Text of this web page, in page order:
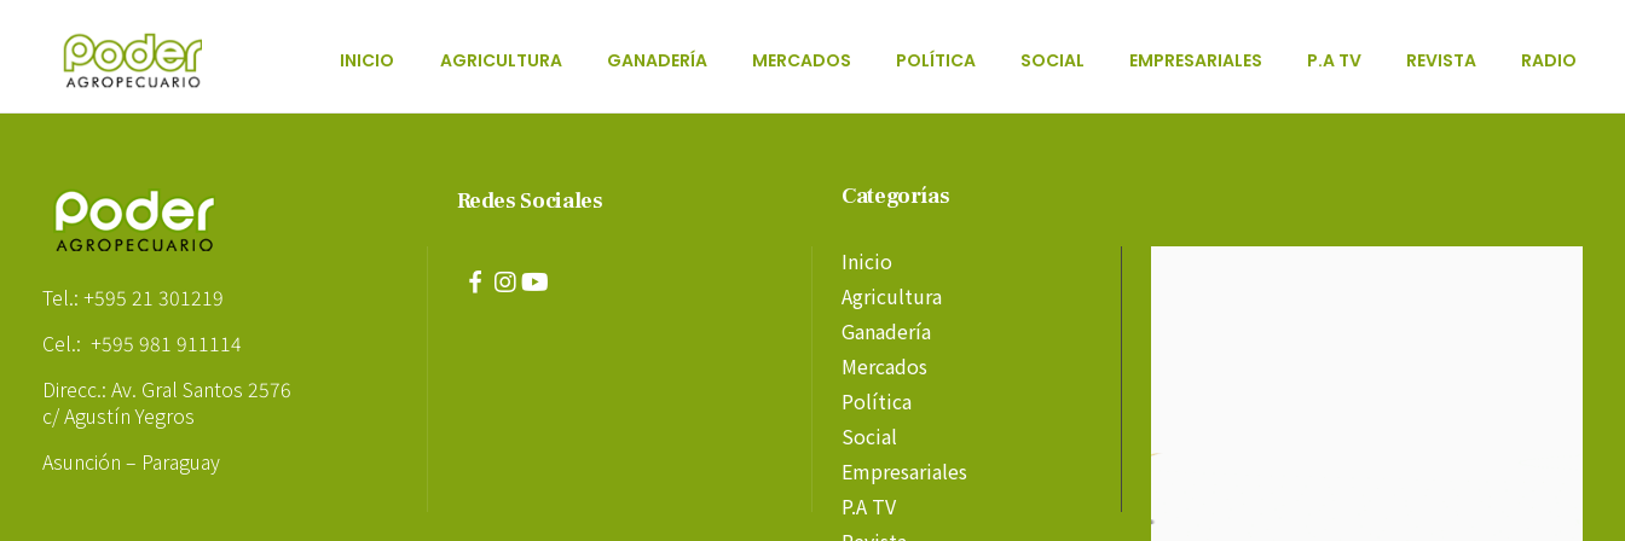
INICIO AGRICULTURA GANADERÍA MERCADOS POLÍTICA SOCIAL EMPRESARIALES P.A TV REVISTA RADIO
Tel.: +595 21 301219
Cel.: +595 981 911114
Direcc.: Av. Gral Santos 2576
c/ Agustín Yegros
Asunción – Paraguay
Redes Sociales Categorías
Inicio
Agricultura
Ganadería
Mercados
Política
Social
Empresariales
P.A TV